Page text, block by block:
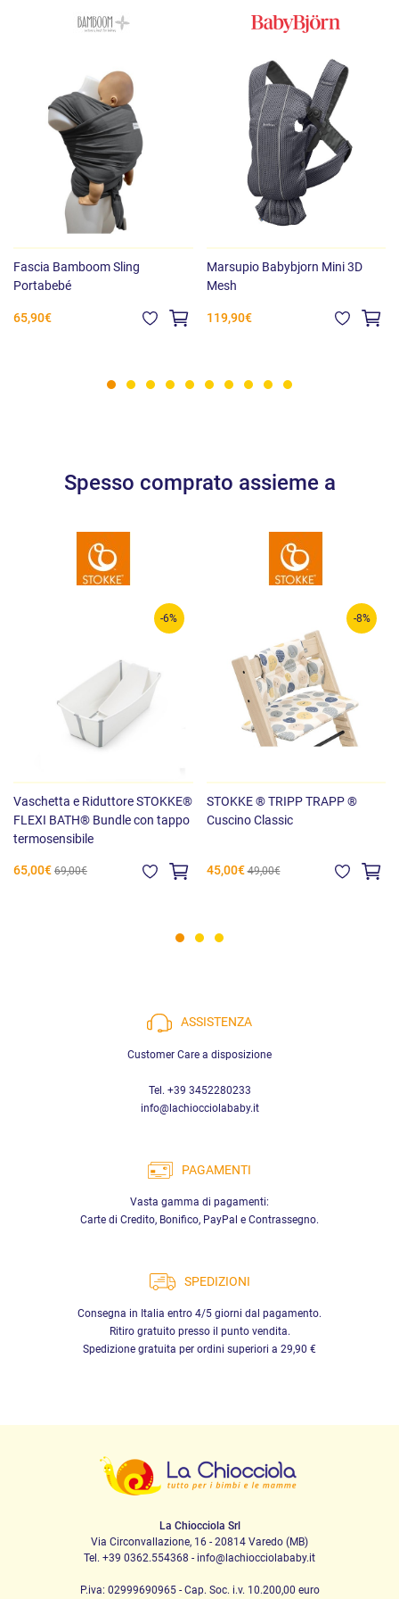
Fascia Bamboom Sling
Portabebé
65,90€
Marsupio Babybjorn Mini 3D
Mesh
119,90€
Spesso comprato assieme a
-6%
Vaschetta e Riduttore STOKKE®
FLEXI BATH® Bundle con tappo
termosensibile
65,00€ 69,00€
-8%
STOKKE ® TRIPP TRAPP ®
Cuscino Classic
45,00€ 49,00€
ASSISTENZA
Customer Care a disposizione
Tel. +39 3452280233
info@lachiocciolababy.it
PAGAMENTI
Vasta gamma di pagamenti:
Carte di Credito, Bonifico, PayPal e Contrassegno.
SPEDIZIONI
Consegna in Italia entro 4/5 giorni dal pagamento.
Ritiro gratuito presso il punto vendita.
Spedizione gratuita per ordini superiori a 29,90 €
La Chiocciola Srl
Via Circonvallazione, 16 - 20814 Varedo (MB)
Tel. +39 0362.554368 - info@lachiocciolababy.it
P.iva: 02999690965 - Cap. Soc. i.v. 10.200,00 euro